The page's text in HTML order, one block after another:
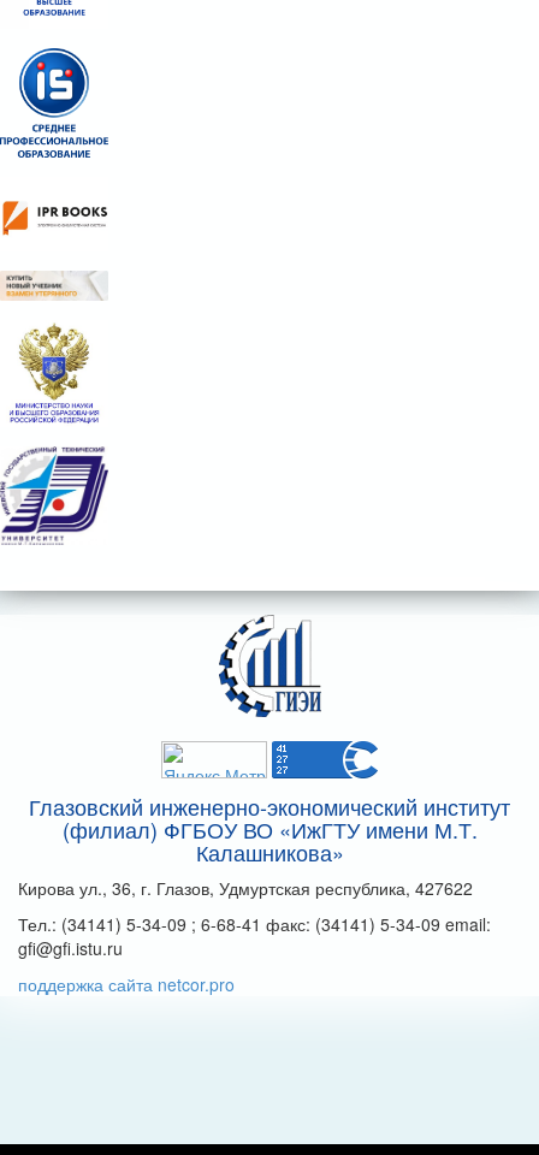
Глазовский инженерно-экономический институт
(филиал) ФГБОУ ВО «ИжГТУ имени М.Т.
Калашникова»
Кирова ул., 36, г. Глазов, Удмуртская республика, 427622
Тел.: (34141) 5-34-09 ; 6-68-41 факс: (34141) 5-34-09 email:
gfi@gfi.istu.ru
поддержка сайта netcor.pro